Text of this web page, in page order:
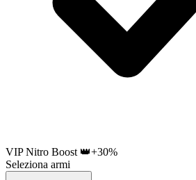
VIP Nitro Boost 👑+30%
Seleziona armi